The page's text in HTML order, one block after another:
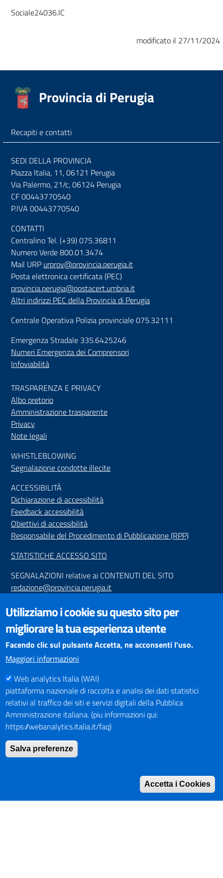
Sociale24036.IC
modificato il 27/11/2024
Provincia di Perugia
Recapiti e contatti
SEDI DELLA PROVINCIA
Piazza Italia, 11, 06121 Perugia
Via Palermo, 21/c, 06124 Perugia
CF 00443770540
P.IVA 00443770540
CONTATTI
Centralino Tel. (+39) 075.36811
Numero Verde 800.01.3474
Mail URP urprov@provincia.perugia.it
Posta elettronica certificata (PEC)
provincia.perugia@postacert.umbria.it
Altri indirizzi PEC della Provincia di Perugia
Centrale Operativa Polizia provinciale 075.32111
Emergenza Stradale 335.6425246
Numeri Emergenza dei Comprensori
Infoviabilità
TRASPARENZA E PRIVACY
Albo pretorio
Amministrazione trasparente
Privacy
Note legali
WHISTLEBLOWING
Segnalazione condotte illecite
ACCESSIBILITÀ
Dichiarazione di accessibilità
Feedback accessibilità
Obiettivi di accessibilità
Responsabile del Procedimento di Pubblicazione (RPP)
STATISTICHE ACCESSO SITO
SEGNALAZIONI relative ai CONTENUTI DEL SITO
redazione@provincia.perugia.it
VISUALIZZAZIONE CONTENUTI
Il sito internet della Provincia di Perugia è ottimizzato per
essere visualizzato dai principali browser aggiornati. L'uso di
browser non aggiornati può creare problemi di visualizzazione
dei contenuti.
PAGAMENTI
SOCIAL NETWORKS
Pagina Facebook
Profilo Instagram
PNRR (Piano Nazionale di Ripresa e Resilienza)
Utilizziamo i cookie su questo sito per
migliorare la tua esperienza utente
Facendo clic sul pulsante Accetta, ne acconsenti l'uso.
Maggiori informazioni
Web analytics Italia (WAI)
piattaforma nazionale di raccolta e analisi dei dati statistici
relativi al traffico dei siti e servizi digitali della Pubblica
Amministrazione italiana. (piu informazioni qui:
https://webanalytics.italia.it/faq)
Salva preferenze
Accetta i Cookies